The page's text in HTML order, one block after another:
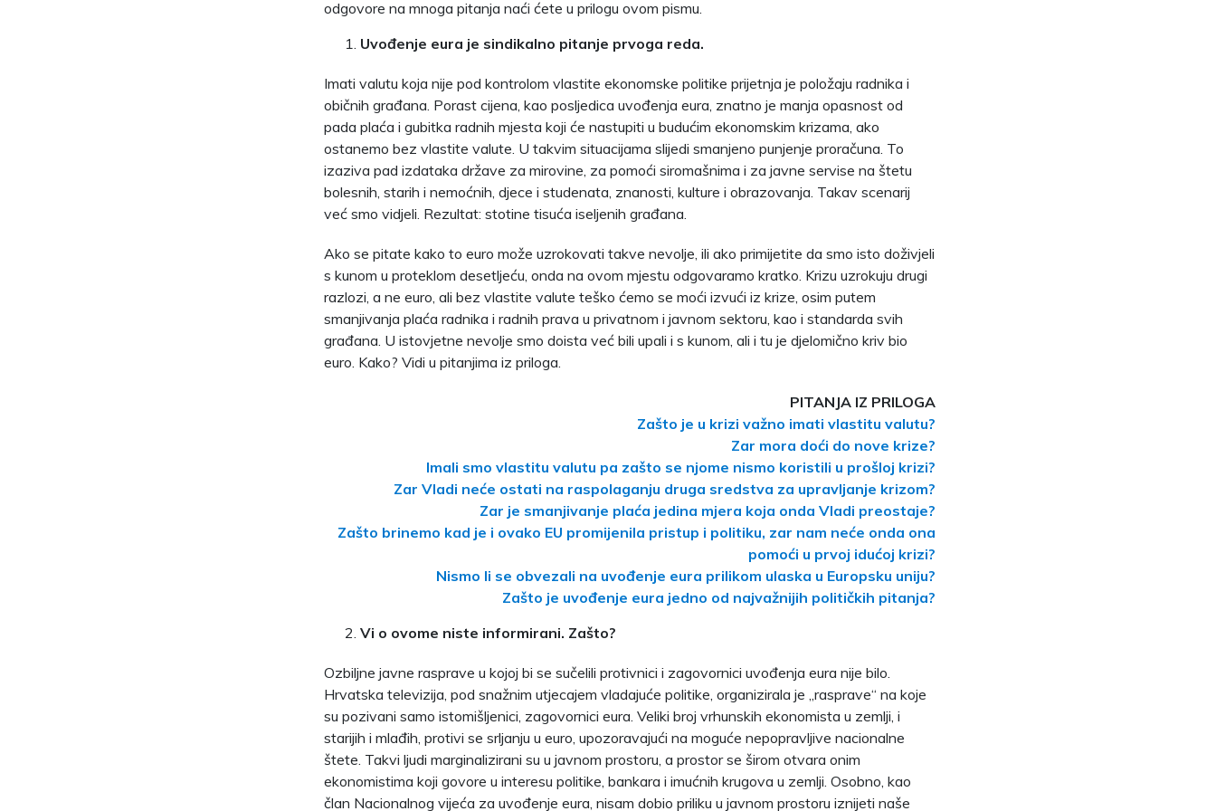
odgovore na mnoga pitanja naći ćete u prilogu ovom pismu.
Uvođenje eura je sindikalno pitanje prvoga reda.
Imati valutu koja nije pod kontrolom vlastite ekonomske politike prijetnja je položaju radnika i
običnih građana. Porast cijena, kao posljedica uvođenja eura, znatno je manja opasnost od
pada plaća i gubitka radnih mjesta koji će nastupiti u budućim ekonomskim krizama, ako
ostanemo bez vlastite valute. U takvim situacijama slijedi smanjeno punjenje proračuna. To
izaziva pad izdataka države za mirovine, za pomoći siromašnima i za javne servise na štetu
bolesnih, starih i nemoćnih, djece i studenata, znanosti, kulture i obrazovanja. Takav scenarij
već smo vidjeli. Rezultat: stotine tisuća iseljenih građana.
Ako se pitate kako to euro može uzrokovati takve nevolje, ili ako primijetite da smo isto doživjeli
s kunom u proteklom desetljeću, onda na ovom mjestu odgovaramo kratko. Krizu uzrokuju drugi
razlozi, a ne euro, ali bez vlastite valute teško ćemo se moći izvući iz krize, osim putem
smanjivanja plaća radnika i radnih prava u privatnom i javnom sektoru, kao i standarda svih
građana. U istovjetne nevolje smo doista već bili upali i s kunom, ali i tu je djelomično kriv bio
euro. Kako? Vidi u pitanjima iz priloga.
PITANJA IZ PRILOGA
Zašto je u krizi važno imati vlastitu valutu?
Zar mora doći do nove krize?
Imali smo vlastitu valutu pa zašto se njome nismo koristili u prošloj krizi?
Zar Vladi neće ostati na raspolaganju druga sredstva za upravljanje krizom?
Zar je smanjivanje plaća jedina mjera koja onda Vladi preostaje?
Zašto brinemo kad je i ovako EU promijenila pristup i politiku, zar nam neće onda ona
pomoći u prvoj idućoj krizi?
Nismo li se obvezali na uvođenje eura prilikom ulaska u Europsku uniju?
Zašto je uvođenje eura jedno od najvažnijih političkih pitanja?
Vi o ovome niste informirani. Zašto?
Ozbiljne javne rasprave u kojoj bi se sučelili protivnici i zagovornici uvođenja eura nije bilo.
Hrvatska televizija, pod snažnim utjecajem vladajuće politike, organizirala je „rasprave“ na koje
su pozivani samo istomišljenici, zagovornici eura. Veliki broj vrhunskih ekonomista u zemlji, i
starijih i mlađih, protivi se srljanju u euro, upozoravajući na moguće nepopravljive nacionalne
štete. Takvi ljudi marginalizirani su u javnom prostoru, a prostor se širom otvara onim
ekonomistima koji govore u interesu politike, bankara i imućnih krugova u zemlji. Osobno, kao
član Nacionalnog vijeća za uvođenje eura, nisam dobio priliku u javnom prostoru iznijeti naše